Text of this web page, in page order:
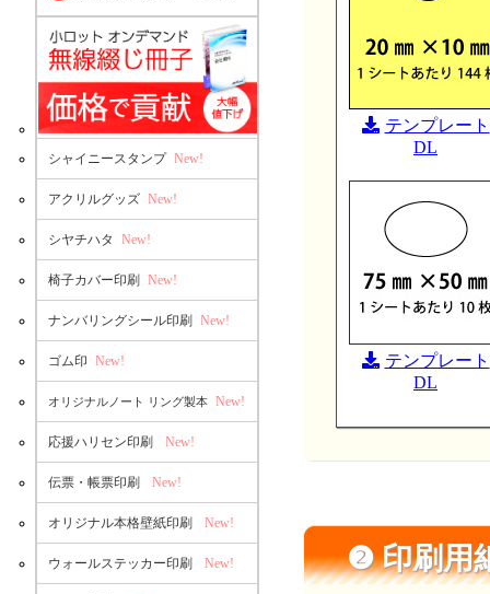
テンプレート
DL
テンプレート
DL
❷ 印刷用
シャイニースタンプ New!
アクリルグッズ New!
シヤチハタ New!
椅子カバー印刷 New!
ナンバリングシール印刷 New!
ゴム印 New!
オリジナルノート リング製本 New!
応援ハリセン印刷 New!
伝票・帳票印刷 New!
オリジナル本格壁紙印刷 New!
ウォールステッカー印刷 New!